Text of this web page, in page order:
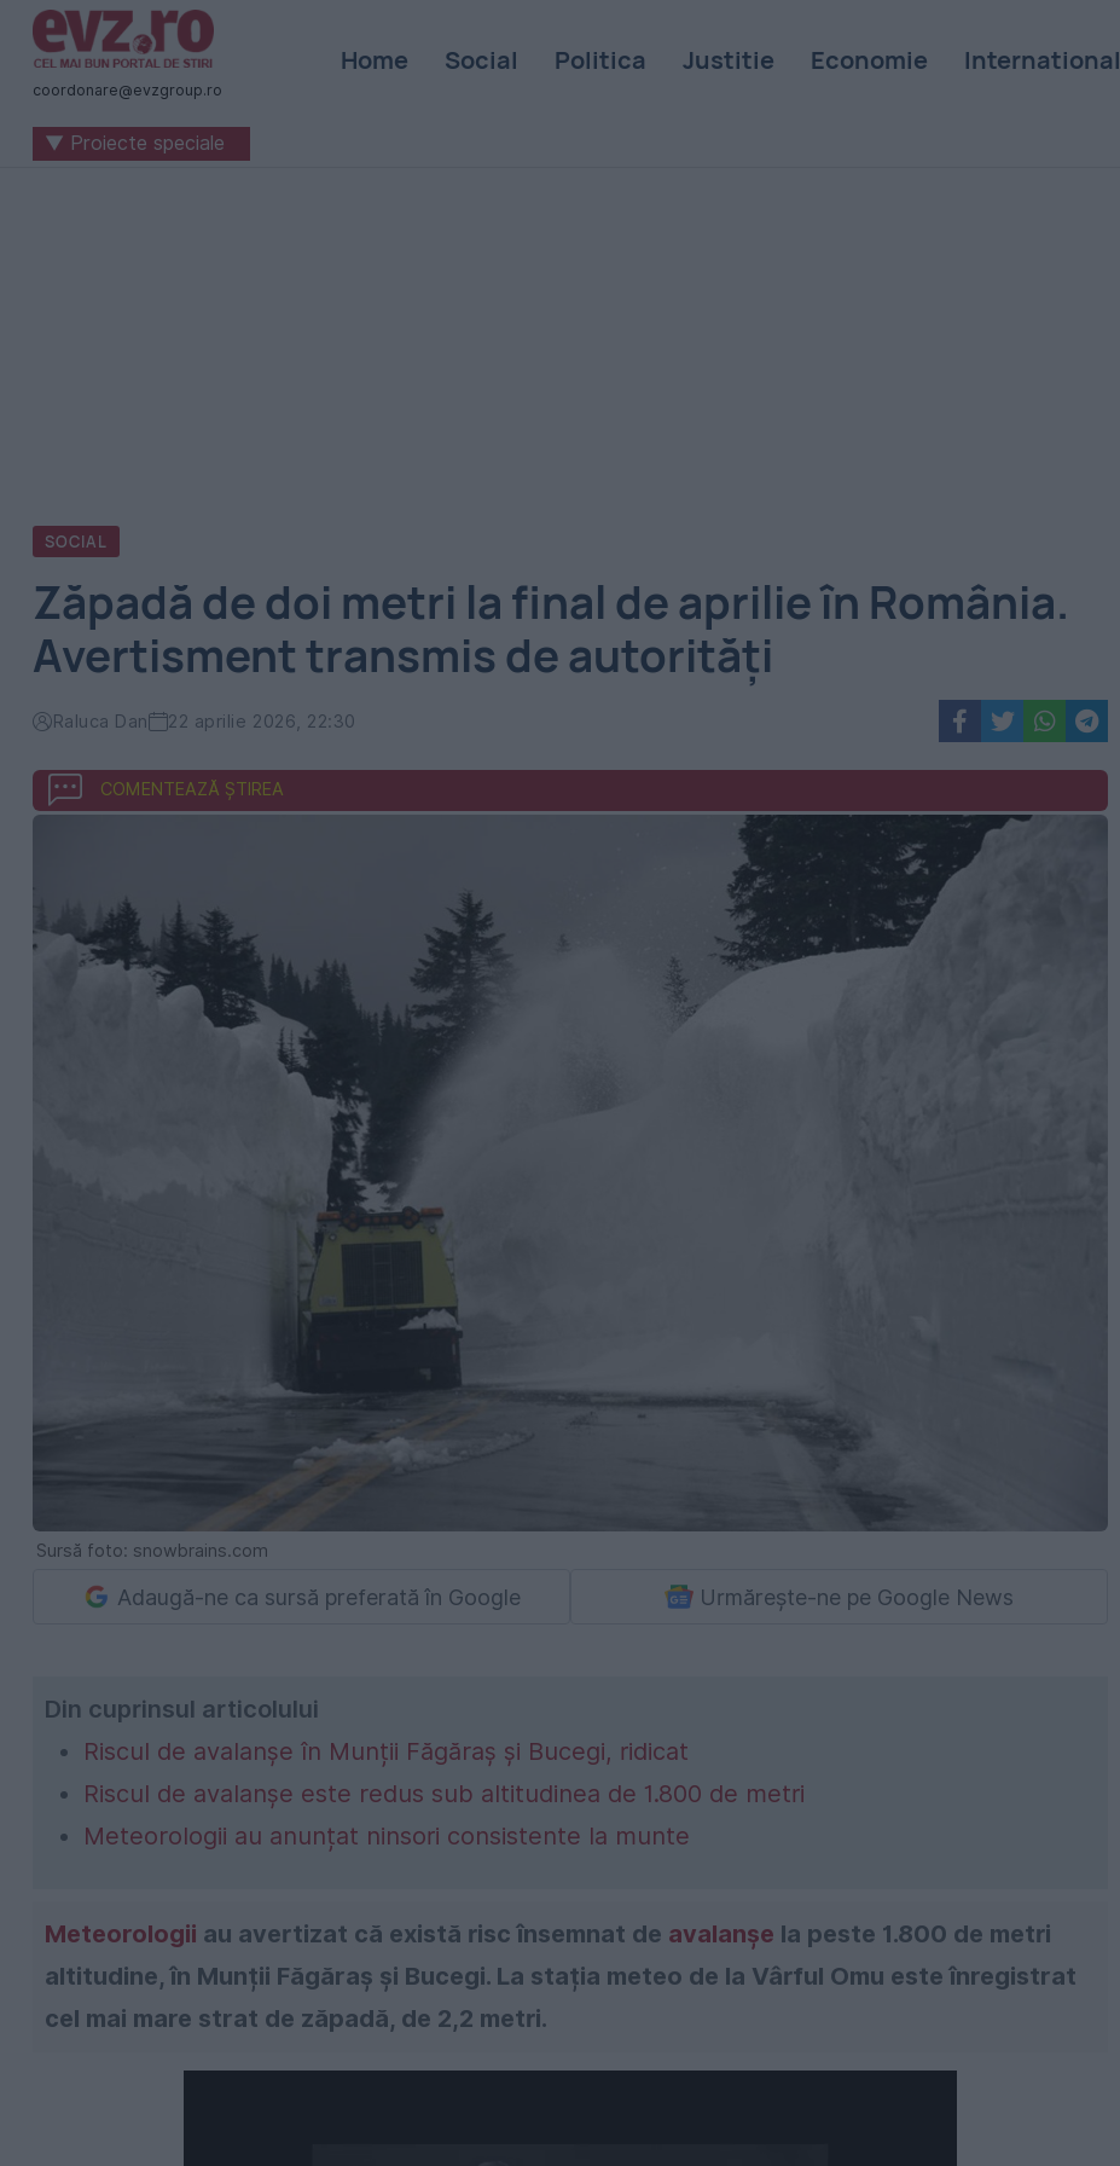
Știri
naționale
internaționale
coordonare@evzgroup.ro
Home Social Politica Justitie Economie International
▼ Proiecte speciale
SOCIAL
Zăpadă de doi metri la final de aprilie în România.
Avertisment transmis de autorități
Raluca Dan 22 aprilie 2026, 22:30
COMENTEAZĂ ȘTIREA
Sursă foto: snowbrains.com
Adaugă-ne ca sursă preferată în Google Urmărește-ne pe Google News
Din cuprinsul articolului
Riscul de avalanșe în Munții Făgăraș și Bucegi, ridicat
Riscul de avalanșe este redus sub altitudinea de 1.800 de metri
Meteorologii au anunțat ninsori consistente la munte
Meteorologii au avertizat că există risc însemnat de avalanșe la peste 1.800 de metri
altitudine, în Munții Făgăraș și Bucegi. La stația meteo de la Vârful Omu este înregistrat
cel mai mare strat de zăpadă, de 2,2 metri.